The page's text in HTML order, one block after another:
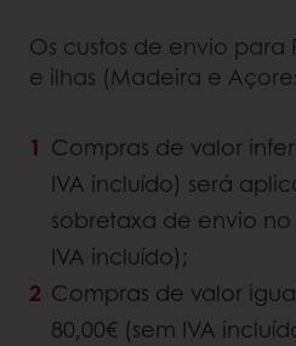
Os custos de envio
e ilhas (Madeira e
Compras de valor
IVA incluído) será
sobretaxa de envio
IVA incluído);
Compras de valor
80,00€ (sem IVA